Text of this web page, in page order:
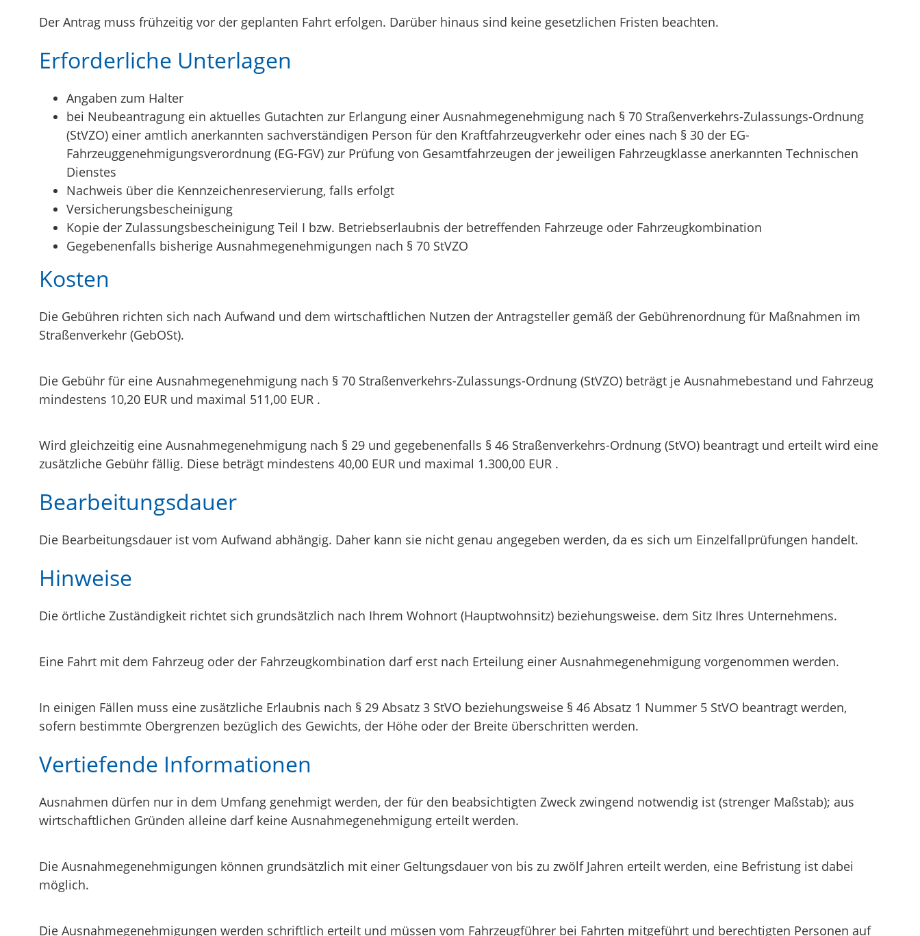
Der Antrag muss frühzeitig vor der geplanten Fahrt erfolgen. Darüber hinaus sind keine gesetzlichen Fristen beachten.
Erforderliche Unterlagen
Angaben zum Halter
bei Neubeantragung ein aktuelles Gutachten zur Erlangung einer Ausnahmegenehmigung nach § 70 Straßenverkehrs-Zulassungs-Ordnung
(StVZO) einer amtlich anerkannten sachverständigen Person für den Kraftfahrzeugverkehr oder eines nach § 30 der EG-
Fahrzeuggenehmigungsverordnung (EG-FGV) zur Prüfung von Gesamtfahrzeugen der jeweiligen Fahrzeugklasse anerkannten Technischen
Dienstes
Nachweis über die Kennzeichenreservierung, falls erfolgt
Versicherungsbescheinigung
Kopie der Zulassungsbescheinigung Teil I bzw. Betriebserlaubnis der betreffenden Fahrzeuge oder Fahrzeugkombination
Gegebenenfalls bisherige Ausnahmegenehmigungen nach § 70 StVZO
Kosten
Die Gebühren richten sich nach Aufwand und dem wirtschaftlichen Nutzen der Antragsteller gemäß der Gebührenordnung für Maßnahmen im
Straßenverkehr (GebOSt).
Die Gebühr für eine Ausnahmegenehmigung nach § 70 Straßenverkehrs-Zulassungs-Ordnung (StVZO) beträgt je Ausnahmebestand und Fahrzeug
mindestens 10,20 EUR und maximal 511,00 EUR .
Wird gleichzeitig eine Ausnahmegenehmigung nach § 29 und gegebenenfalls § 46 Straßenverkehrs-Ordnung (StVO) beantragt und erteilt wird eine
zusätzliche Gebühr fällig. Diese beträgt mindestens 40,00 EUR und maximal 1.300,00 EUR .
Bearbeitungsdauer
Die Bearbeitungsdauer ist vom Aufwand abhängig. Daher kann sie nicht genau angegeben werden, da es sich um Einzelfallprüfungen handelt.
Hinweise
Die örtliche Zuständigkeit richtet sich grundsätzlich nach Ihrem Wohnort (Hauptwohnsitz) beziehungsweise. dem Sitz Ihres Unternehmens.
Eine Fahrt mit dem Fahrzeug oder der Fahrzeugkombination darf erst nach Erteilung einer Ausnahmegenehmigung vorgenommen werden.
In einigen Fällen muss eine zusätzliche Erlaubnis nach § 29 Absatz 3 StVO beziehungsweise § 46 Absatz 1 Nummer 5 StVO beantragt werden,
sofern bestimmte Obergrenzen bezüglich des Gewichts, der Höhe oder der Breite überschritten werden.
Vertiefende Informationen
Ausnahmen dürfen nur in dem Umfang genehmigt werden, der für den beabsichtigten Zweck zwingend notwendig ist (strenger Maßstab); aus
wirtschaftlichen Gründen alleine darf keine Ausnahmegenehmigung erteilt werden.
Die Ausnahmegenehmigungen können grundsätzlich mit einer Geltungsdauer von bis zu zwölf Jahren erteilt werden, eine Befristung ist dabei
möglich.
Die Ausnahmegenehmigungen werden schriftlich erteilt und müssen vom Fahrzeugführer bei Fahrten mitgeführt und berechtigten Personen auf